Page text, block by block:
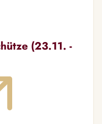
(23.11. -